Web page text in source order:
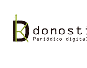
contenido